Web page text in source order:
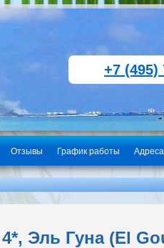
+7 (495)
График работы
Отзывы
Эль Гуна (El